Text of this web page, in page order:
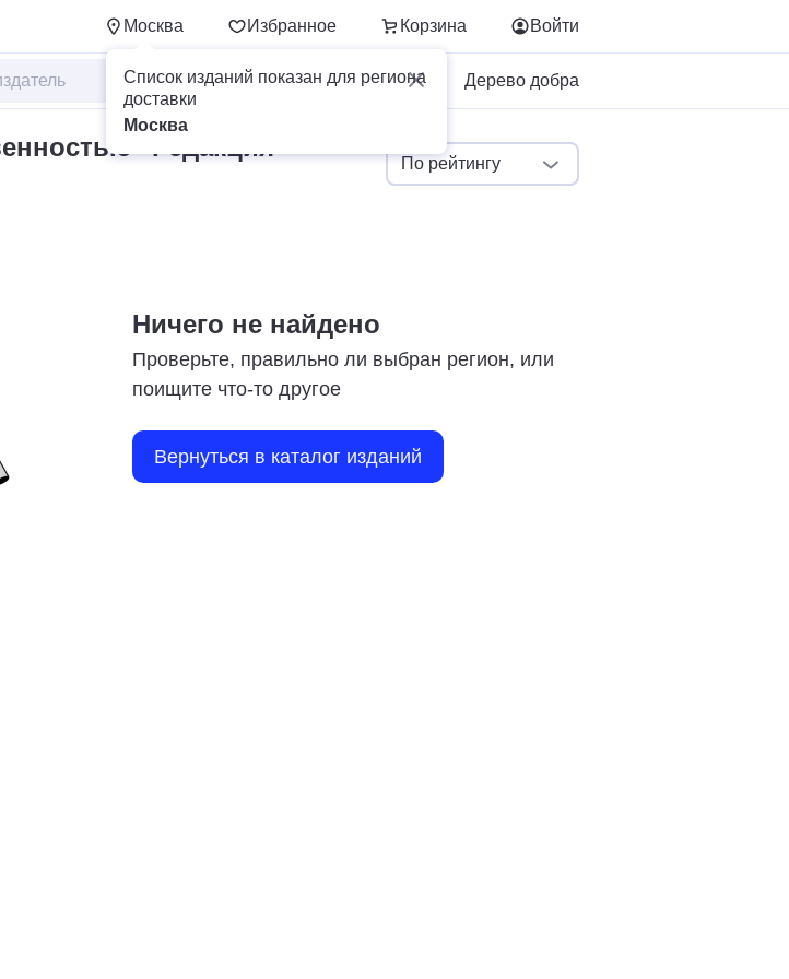
Москва Избранное Корзина
Список изданий показан для региона
доставки
Москва
Войти
Для бизнеса Дерево добра
"Редакция
По рейтингу
Ничего не найдено
Проверьте, правильно ли выбран регион, или
поищите что-то другое
Вернуться в каталог изданий